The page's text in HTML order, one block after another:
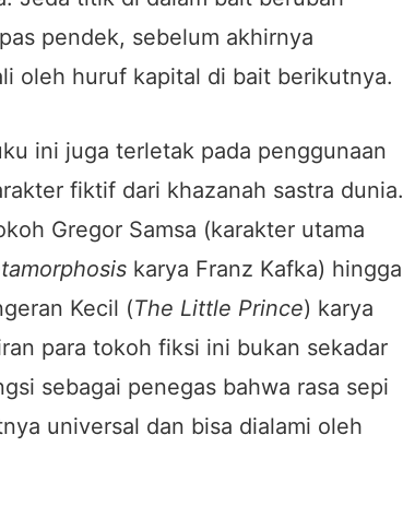
pendek, sebelum akhirnya
oleh huruf kapital di bait berikutnya.
ini juga terletak pada penggunaan
fiktif dari khazanah sastra dunia.
Gregor Samsa (karakter utama
karya Franz Kafka) hingga
Kecil (The Little Prince) karya
para tokoh fiksi ini bukan sekadar
sebagai penegas bahwa rasa sepi
universal dan bisa dialami oleh